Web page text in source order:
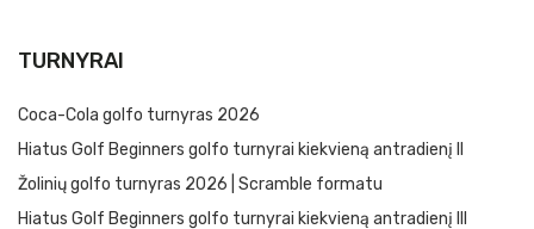
TURNYRAI
Coca-Cola golfo turnyras 2026
Hiatus Golf Beginners golfo turnyrai kiekvieną antradienį II
Žolinių golfo turnyras 2026 | Scramble formatu
Hiatus Golf Beginners golfo turnyrai kiekvieną antradienį III